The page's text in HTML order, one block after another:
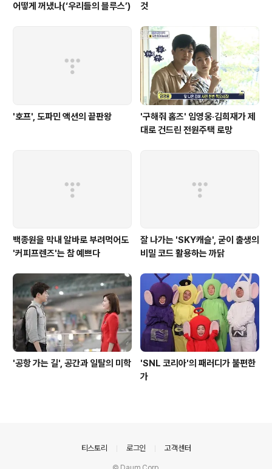
어떻게 꺼냈나(‘우리들의 블루스’)
것
'호프', 도파민 액션의 끝판왕
'구해줘 홈즈' 임영웅·김희재가 제
대로 건드린 전원주택 로망
백종원을 막내 알바로 부려먹어도
'커피프렌즈'는 참 예쁘다
잘 나가는 'SKY캐슬', 굳이 출생의
비밀 코드 활용하는 까닭
'공항 가는 길', 공간과 일탈의 미학
'SNL 코리아'의 패러디가 불편한
가
티스토리 로그인 고객센터